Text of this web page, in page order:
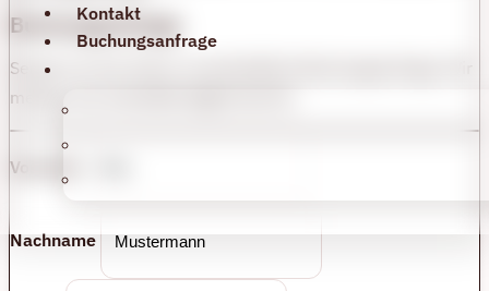
Kontakt
Buchungsanfrage
Buchungsanfrage
Sende uns hier Deine unverbindliche Buchungsanfrage. Wir
melden uns schnellstmöglich bei Dir.
Vorname
Nachname